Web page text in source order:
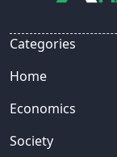
Categories
Home
Economics
Society